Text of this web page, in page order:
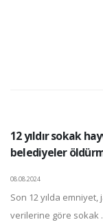
12 yıldır sokak
belediyeler
08.08.2024
Son 12 yılda
verilerine göre sokak